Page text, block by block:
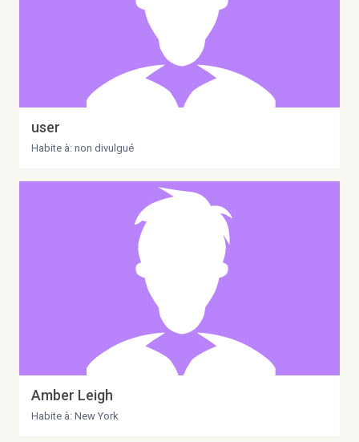
user
Habite à: non divulgué
Amber Leigh
Habite à: New York